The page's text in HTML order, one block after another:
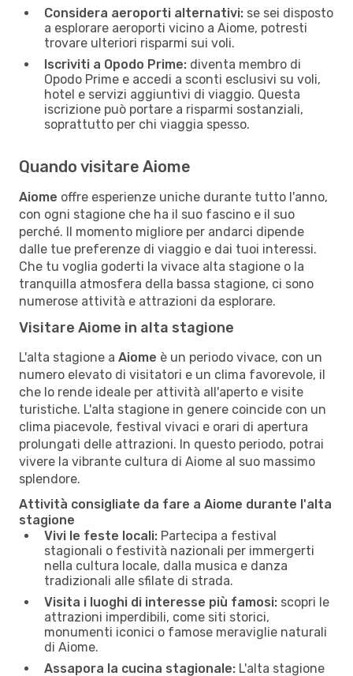
Considera aeroporti alternativi: se sei disposto
a esplorare aeroporti vicino a Aiome, potresti
trovare ulteriori risparmi sui voli.
Iscriviti a Opodo Prime: diventa membro di
Opodo Prime e accedi a sconti esclusivi su voli,
hotel e servizi aggiuntivi di viaggio. Questa
iscrizione può portare a risparmi sostanziali,
soprattutto per chi viaggia spesso.
Quando visitare Aiome
Aiome offre esperienze uniche durante tutto l'anno,
con ogni stagione che ha il suo fascino e il suo
perché. Il momento migliore per andarci dipende
dalle tue preferenze di viaggio e dai tuoi interessi.
Che tu voglia goderti la vivace alta stagione o la
tranquilla atmosfera della bassa stagione, ci sono
numerose attività e attrazioni da esplorare.
Visitare Aiome in alta stagione
L'alta stagione a Aiome è un periodo vivace, con un
numero elevato di visitatori e un clima favorevole, il
che lo rende ideale per attività all'aperto e visite
turistiche. L'alta stagione in genere coincide con un
clima piacevole, festival vivaci e orari di apertura
prolungati delle attrazioni. In questo periodo, potrai
vivere la vibrante cultura di Aiome al suo massimo
splendore.
Attività consigliate da fare a Aiome durante l'alta
stagione
Vivi le feste locali: Partecipa a festival
stagionali o festività nazionali per immergerti
nella cultura locale, dalla musica e danza
tradizionali alle sfilate di strada.
Visita i luoghi di interesse più famosi: scopri le
attrazioni imperdibili, come siti storici,
monumenti iconici o famose meraviglie naturali
di Aiome.
Assapora la cucina stagionale: L'alta stagione